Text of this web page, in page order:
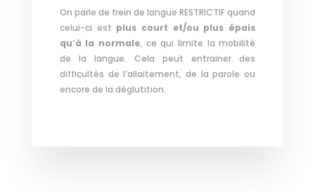
On parle de frein de langue RESTRICTIF quand
celui-ci est plus court et/ou plus épais
qu’à la normale, ce qui limite la mobilité
de la langue. Cela peut entrainer des
difficultés de l’allaitement, de la parole ou
encore de la déglutition.